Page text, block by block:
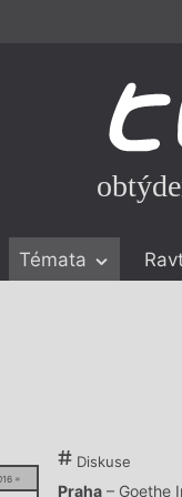
Témata
=
Diskuse
Praha – Goethe